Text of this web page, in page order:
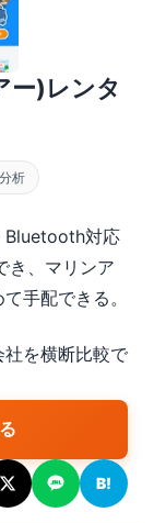
ー)レンタ
析
Bluetooth対応
き、マリンア
手配できる。
を横断比較で
B!